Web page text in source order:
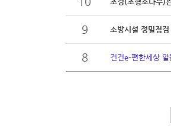
9 소방시설 정밀점
8 건건e-편한세상